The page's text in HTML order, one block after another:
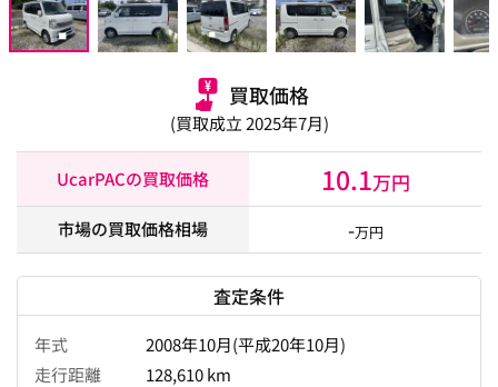
買取価格
(買取成立 2025年7月)
UcarPACの買取価格 10.1万円
市場の買取価格相場 -万円
査定条件
年式
2008年10月(平成20年10月)
走行距離
128,610 km